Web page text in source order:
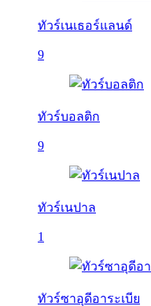
ทัวร์เนเธอร์แลนด์
9
ทัวร์บอลติก
9
ทัวร์เนปาล
1
ทัวร์ซาอุดีอาระเบีย